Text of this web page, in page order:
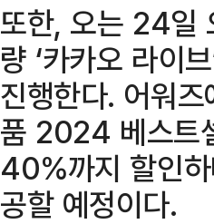
또한, 오는 24
량 ‘카카오 라이
진행한다. 어워즈
품 2024 베스트
40%까지 할인
공할 예정이다.